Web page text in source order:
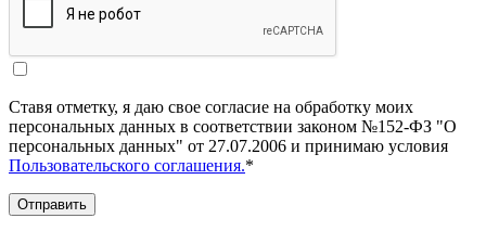
Ставя отметку, я даю свое согласие на обработку моих
персональных данных в соответствии законом №152-ФЗ "О
персональных данных" от 27.07.2006 и принимаю условия
Пользовательского соглашения.*
Отправить